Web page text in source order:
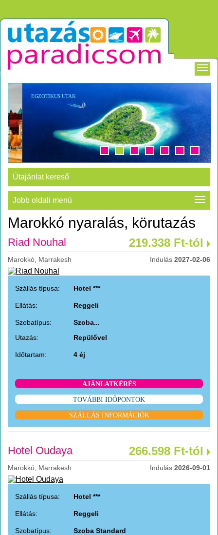
EGZOTIKUS UTAK
Útajánlat kereső
Jobb oldali menü
Marokkó nyaralás, körutazás
Riad Nouhal 219.338 Ft-tól
Marokkó, Marrakesh Indulás 2027-02-06
Szállás típusa: Hotel ***
Ellátás: Reggeli
Szobatípus:
Szoba...
Utazás:
Repülővel
Időtartam: 4 éj
AJÁNLATKÉRÉS
TOVÁBBI IDŐPONTOK
SZÁLLÁS INFORMÁCIÓK
Hotel Oudaya 266.598 Ft-tól
Marokkó, Marrakesh Indulás 2026-09-01
Szállás típusa: Hotel ***
Ellátás: Reggeli
Szobatípus:
Szoba Standard